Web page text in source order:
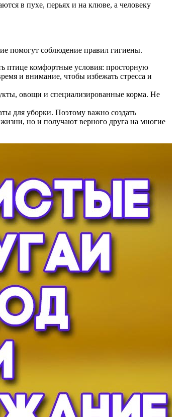
в пухе, перьях и на клюве, а человеку
помогут соблюдение правил гигиены.
птице комфортные условия: просторную
и внимание, чтобы избежать стресса и
овощи и специализированные корма. Не
для уборки. Поэтому важно создать
жизни, но и получают верного друга на многие